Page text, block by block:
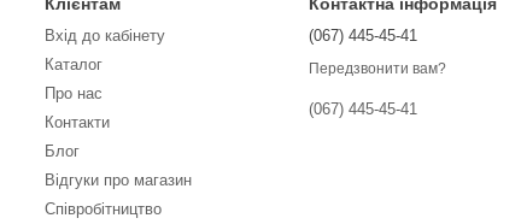
Клієнтам
Вхід до кабінету
Каталог
Про нас
Контакти
Блог
Відгуки про магазин
Співробітництво
Контактна інформація
(067) 445-45-41
Передзвонити вам?
(067) 445-45-41